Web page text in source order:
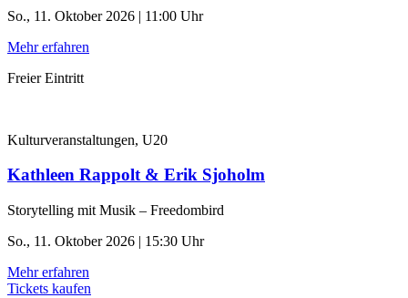
So., 11. Oktober 2026 | 11:00 Uhr
Mehr erfahren
Freier Eintritt
Kulturveranstaltungen, U20
Kathleen Rappolt & Erik Sjoholm
Storytelling mit Musik – Freedombird
So., 11. Oktober 2026 | 15:30 Uhr
Mehr erfahren
Tickets kaufen